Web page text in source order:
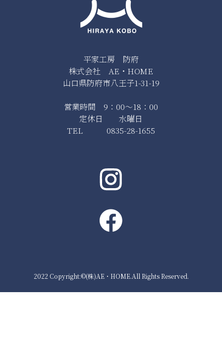
平家工房 防府
株式会社 AE・HOME
山口県防府市八王子1-31-19
営業時間 9：00～18：00
定休日 水曜日
TEL 0835-28-1655
2022 Copyright:©(株)AE・HOME.All Rights Reserved.